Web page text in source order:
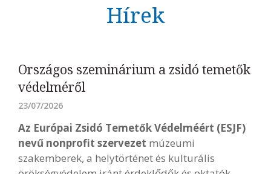
Hírek
Országos szeminárium a zsidó temetők
védelméről
23/07/2026
Az Európai Zsidó Temetők Védelméért (ESJF)
nevű nonprofit szervezet múzeumi
szakemberek, a helytörténet és kulturális